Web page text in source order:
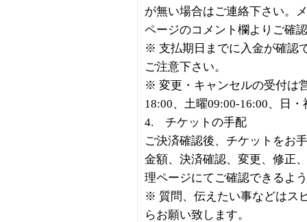
が無い場合はご連絡下さい。
ページのコメント欄よりご確
※ 支払期日までに入金が確認
ご注意下さい。
※ 変更・キャンセルの受付は
18:00、土曜09:00-16:00、日
4. チケットの手配
ご決済確認後、チケットをお
金額、決済確認、変更、修正
理ページにてご確認できるよ
※ 質問、伝えたい事などはス
らお願い致します。